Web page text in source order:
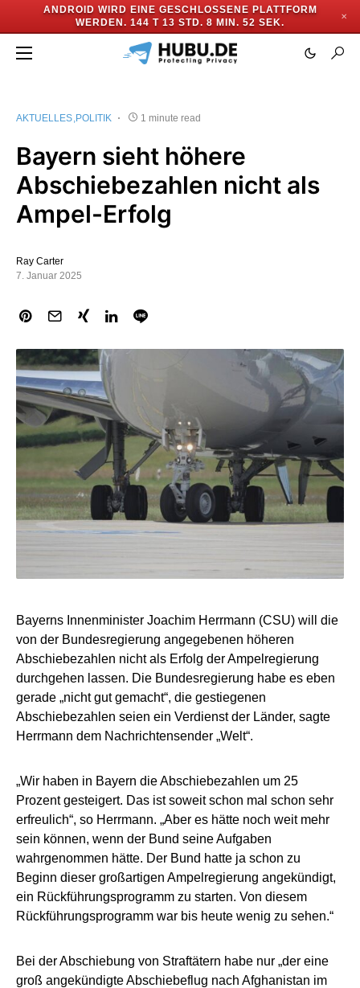
ANDROID WIRD EINE GESCHLOSSENE PLATTFORM
WERDEN. 144 T 13 STD. 8 MIN. 51 SEK.
✕
AKTUELLES POLITIK 1 minute read
Bayern sieht höhere
Abschiebezahlen nicht als
Ampel-Erfolg
Ray Carter
7. Januar 2025
Bayerns Innenminister Joachim Herrmann (CSU) will die
von der Bundesregierung angegebenen höheren
Abschiebezahlen nicht als Erfolg der Ampelregierung
durchgehen lassen. Die Bundesregierung habe es eben
gerade „nicht gut gemacht“, die gestiegenen
Abschiebezahlen seien ein Verdienst der Länder, sagte
Herrmann dem Nachrichtensender „Welt“.
„Wir haben in Bayern die Abschiebezahlen um 25
Prozent gesteigert. Das ist soweit schon mal schon sehr
erfreulich“, so Herrmann. „Aber es hätte noch weit mehr
sein können, wenn der Bund seine Aufgaben
wahrgenommen hätte. Der Bund hatte ja schon zu
Beginn dieser großartigen Ampelregierung angekündigt,
ein Rückführungsprogramm zu starten. Von diesem
Rückführungsprogramm war bis heute wenig zu sehen.“
Bei der Abschiebung von Straftätern habe nur „der eine
groß angekündigte Abschiebeflug nach Afghanistan im